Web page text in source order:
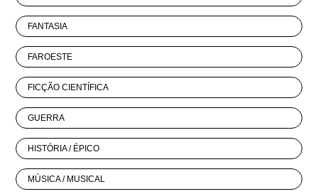
FANTASIA
FAROESTE
FICÇÃO CIENTÍFICA
GUERRA
HISTÓRIA / ÉPICO
MÚSICA / MUSICAL